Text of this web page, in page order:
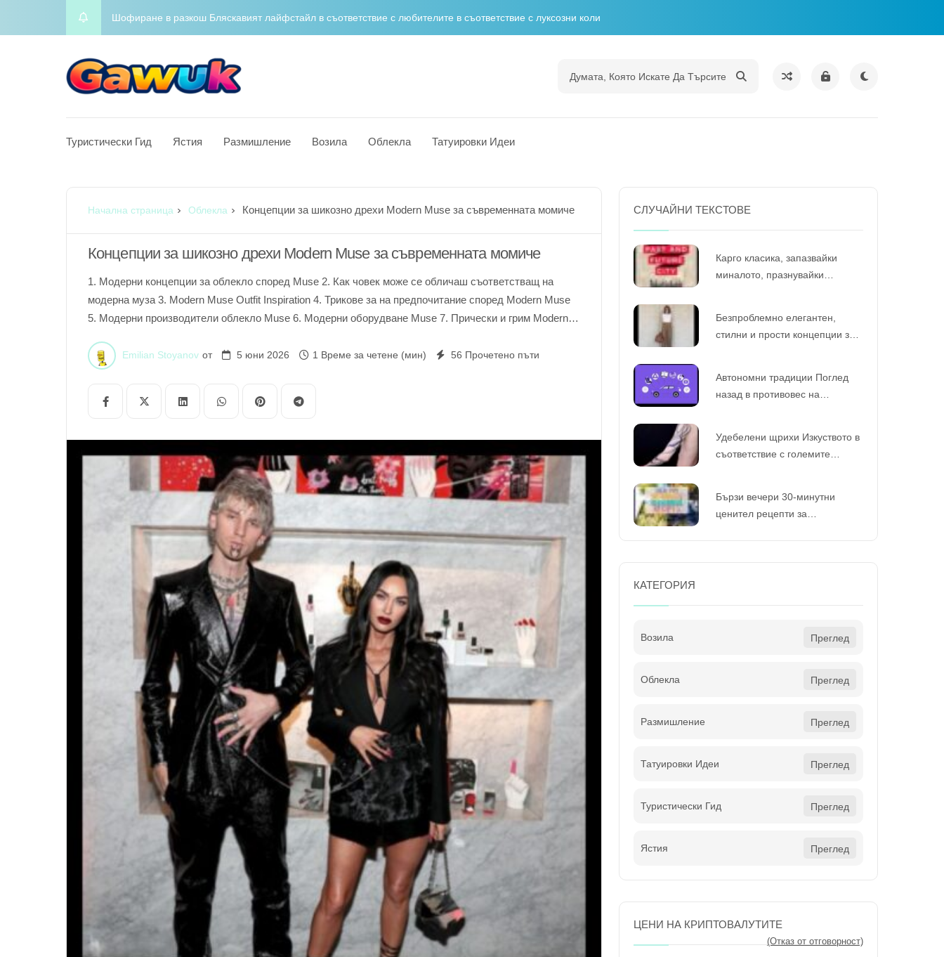
Приключенски алманах Вашият целогодишен пътеводител за радостта и приключенията
Charm Chasers Местно преследване според гордост
Туристически Гид Ястия Размишление Возила Облекла Татуировки Идеи
Начална страница Облекла Концепции за шикозно дрехи Modern Muse за съвременната момиче
Концепции за шикозно дрехи Modern Muse за съвременната момиче
1. Модерни концепции за облекло според Muse 2. Как човек може се обличаш съответстващ на
модерна муза 3. Modern Muse Outfit Inspiration 4. Трикове за на предпочитание според Modern Muse
5. Модерни производители облекло Muse 6. Модерни оборудване Muse 7. Прически и грим Modern
и техните решения Съвременна момиче Шикозно дрехи Момиче, която е стилна и модерна, но
допълнително има свое уникално чувство за на предпочитание. Дрехи, което е стилно и ласкателно,
се извиква в измислица от нови модни развития, но допълнително е наясно с лесни методи за ги
модерен и ласкателен и […]
Emilian Stoyanov от 5 юни 2026 1 Време за четене (мин) 56 Прочетено пъти
СЛУЧАЙНИ ТЕКСТОВЕ
Карго класика, запазвайки
миналото, празнувайки
Безпроблемно елегантен,
стилни и прости концепции за
Автономни традиции Поглед
назад в противовес на
Удебелени щрихи Изкуството в
съответствие с големите
Бързи вечери 30-минутни
ценител рецепти за
КАТЕГОРИЯ
Возила Преглед
Облекла Преглед
Размишление Преглед
Татуировки Идеи Преглед
Туристически Гид Преглед
Ястия Преглед
ЦЕНИ НА КРИПТОВАЛУТИТЕ
(Отказ от отговорност)